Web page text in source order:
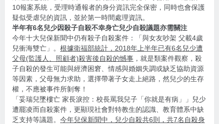
10報案系統，受理時通報者的身分資訊完全保密，同時也會保護
疑似受虐兒的資訊，並於第一時間處理資訊。
半年有6名兒少因殺子自殺不幸身亡兒少自殺議題亦需關注
今年十大兒保新聞中仍有殺子自殺案件：「與女友吵架 父載4歲
兒衝海雙亡」。 根據衛福部統計，2018年上半年已有6名兒少遭
父母(監護人、照顧者)殺害後自殺的憾事 ，就是類案件觀察，殺
子自殺的發生可能與經濟困窘、情感與婚姻失調或缺乏協助資源
等因素，父母無力求助，選擇帶著子女走上絕路，然兒少的生存
權，不應被事件所剝奪！
「妥瑞兒墜樓亡 家長淚控：校長罵我兒子「你就是有病」」兒少
遭罷凌而自殺案件，更顯現社會對特教生的認識、教育體系中缺
乏支持等議題。 今年兒保新聞中，兒少自殺共6則，共7名自殺身